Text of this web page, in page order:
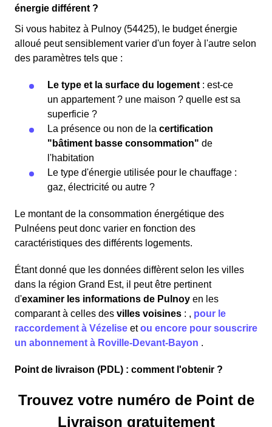
énergie différent ?
Si vous habitez à Pulnoy (54425), le budget énergie
alloué peut sensiblement varier d'un foyer à l'autre selon
des paramètres tels que :
Le type et la surface du logement : est-ce
un appartement ? une maison ? quelle est sa
superficie ?
La présence ou non de la certification
"bâtiment basse consommation" de
l'habitation
Le type d'énergie utilisée pour le chauffage :
gaz, électricité ou autre ?
Le montant de la consommation énergétique des
Pulnéens peut donc varier en fonction des
caractéristiques des différents logements.
Étant donné que les données diffèrent selon les villes
dans la région Grand Est, il peut être pertinent
d'examiner les informations de Pulnoy en les
comparant à celles des villes voisines : , pour le
raccordement à Vézelise etou encore pour souscrire
un abonnement à Roville-Devant-Bayon .
Point de livraison (PDL) : comment l'obtenir ?